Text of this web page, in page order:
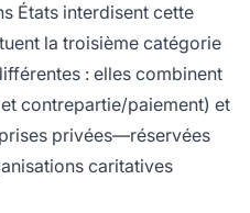
États interdisent cette
la troisième catégorie
: elles combinent
contrepartie/paiement) et
privées—réservées
caritatives